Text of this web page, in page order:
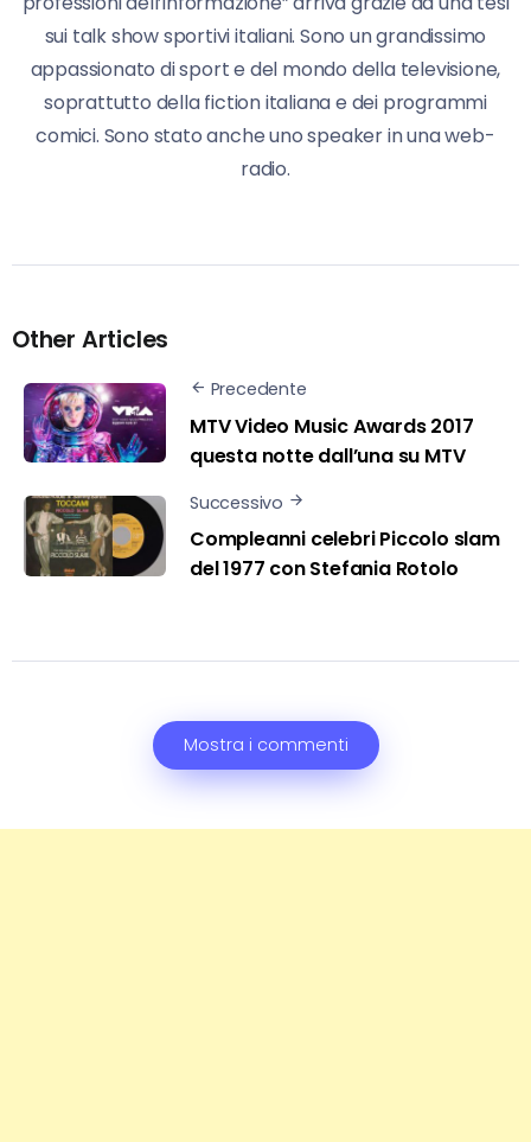
sui talk show sportivi italiani. Sono un grandissimo
appassionato di sport e del mondo della televisione,
soprattutto della fiction italiana e dei programmi
comici. Sono stato anche uno speaker in una web-
radio.
Other Articles
Precedente
MTV Video Music Awards 2017
questa notte dall’una su MTV
Successivo
Compleanni celebri Piccolo slam
del 1977 con Stefania Rotolo
Mostra i commenti